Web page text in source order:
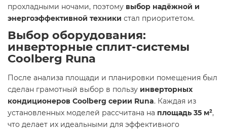
прохладными ночами, поэтому выбор надёжной и
энергоэффективной техники стал приоритетом.
Выбор оборудования:
инверторные сплит-системы
Coolberg Runa
После анализа площади и планировки помещения был
сделан грамотный выбор в пользу инверторных
кондиционеров Coolberg серии Runa. Каждая из
установленных моделей рассчитана на площадь 35 м²,
что делает их идеальными для эффективного